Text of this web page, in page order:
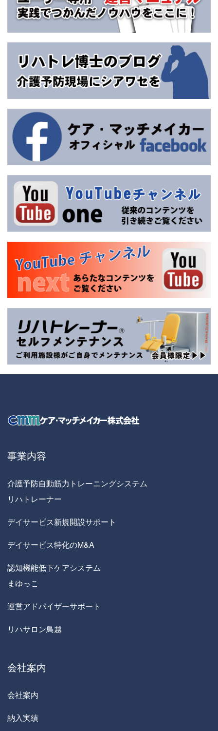
事業内容
介護予防自動筋力トレーニングシステム
リハトレーナー
デイサービス新規開設サポート
デイサービス特化のM&A
認知機能低下ケアシステム
まゆっこ
運営アドバイザーサポート
リハサロン鳥越
会社案内
会社案内
納入実績